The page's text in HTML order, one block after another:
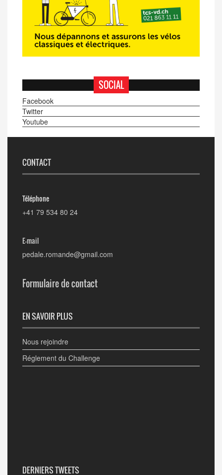
SOCIAL
Facebook
Twitter
Youtube
CONTACT
Téléphone
+41 79 534 80 24
E-mail
pedale.romande@gmail.com
Formulaire de contact
EN SAVOIR PLUS
Nous rejoindre
Réglement du Challenge
DERNIERS TWEETS